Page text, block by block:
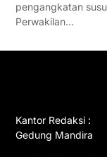
pengangkatan
Perwakilan…
Kantor Redaksi :
Gedung Mandira